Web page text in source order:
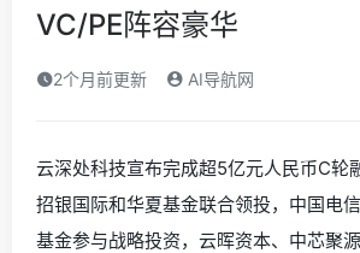
VC/PE阵容豪华
2个月前更新 AI导航网
云深处科技宣布完成超5亿元人民币C轮
招银国际和华夏基金联合领投，中国电
基金参与战略投资，云晖资本、中芯聚源